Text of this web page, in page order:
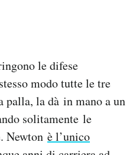
le difese
modo tutte le tre
palla, la dà in mano a un
solitamente le
Newton è l’unico